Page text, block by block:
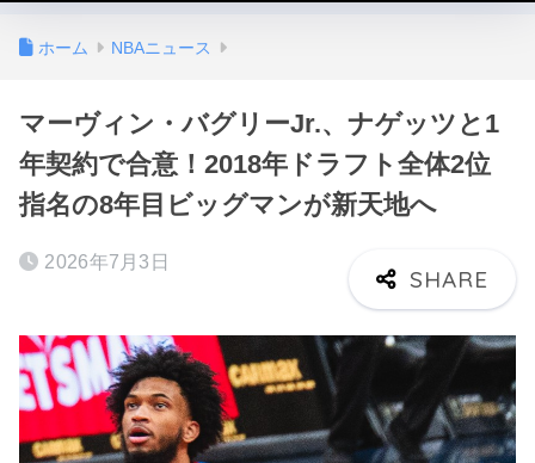
ホーム NBAニュース
マーヴィン・バグリーJr.、ナゲッツと1
年契約で合意！2018年ドラフト全体2位
指名の8年目ビッグマンが新天地へ
2026年7月3日